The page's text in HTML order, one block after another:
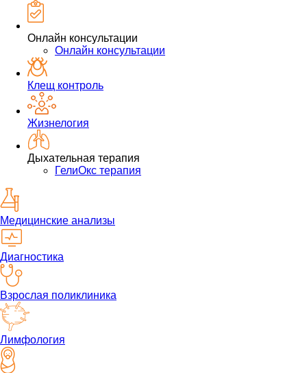
Онлайн консультации
Онлайн консультации
Клещ контроль
Жизнелогия
Дыхательная терапия
ГелиОкс терапия
Медицинские анализы
Диагностика
Взрослая поликлиника
Лимфология